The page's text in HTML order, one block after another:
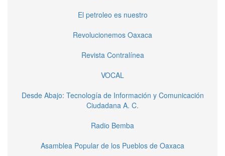
El petroleo es nuestro
Revolucionemos Oaxaca
Revista Contralínea
VOCAL
Desde Abajo: Tecnología de Información y Comunicación
Ciudadana A. C.
Radio Bemba
Asamblea Popular de los Pueblos de Oaxaca